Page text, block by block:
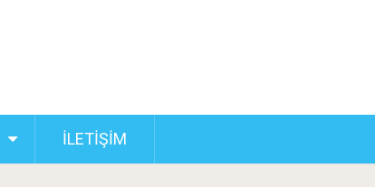
İLETİŞİM